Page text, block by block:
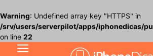
Warning: Undefined array key "HTTPS" in
/srv/users/serverpilot/apps/iphonedicas/
on line 22